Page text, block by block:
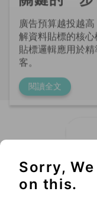
貼標邏輯應用於精
客。
閱讀全文
Sorry,
on this.